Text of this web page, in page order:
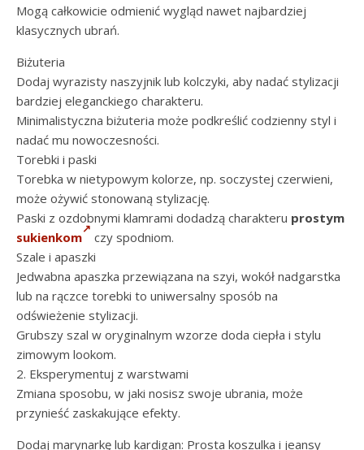
Mogą całkowicie odmienić wygląd nawet najbardziej
klasycznych ubrań.
Biżuteria
Dodaj wyrazisty naszyjnik lub kolczyki, aby nadać stylizacji
bardziej eleganckiego charakteru.
Minimalistyczna biżuteria może podkreślić codzienny styl i
nadać mu nowoczesności.
Torebki i paski
Torebka w nietypowym kolorze, np. soczystej czerwieni,
może ożywić stonowaną stylizację.
Paski z ozdobnymi klamrami dodadzą charakteru prostym
sukienkom
czy spodniom.
Szale i apaszki
Jedwabna apaszka przewiązana na szyi, wokół nadgarstka
lub na rączce torebki to uniwersalny sposób na
odświeżenie stylizacji.
Grubszy szal w oryginalnym wzorze doda ciepła i stylu
zimowym lookom.
2. Eksperymentuj z warstwami
Zmiana sposobu, w jaki nosisz swoje ubrania, może
przynieść zaskakujące efekty.
Dodaj marynarkę lub kardigan: Prosta koszulka i jeansy